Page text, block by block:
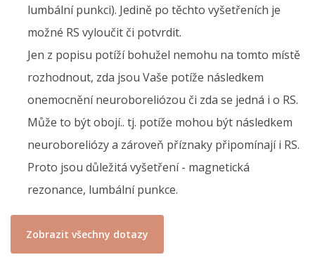
lumbální punkci). Jedině po těchto vyšetřeních je
možné RS vyloučit či potvrdit.
Jen z popisu potíží bohužel nemohu na tomto místě
rozhodnout, zda jsou Vaše potíže následkem
onemocnění neuroboreliózou či zda se jedná i o RS.
Může to být obojí.. tj. potíže mohou být následkem
neuroboreliózy a zároveň příznaky připomínají i RS.
Proto jsou důležitá vyšetření - magnetická
rezonance, lumbální punkce.
Zobrazit všechny dotazy